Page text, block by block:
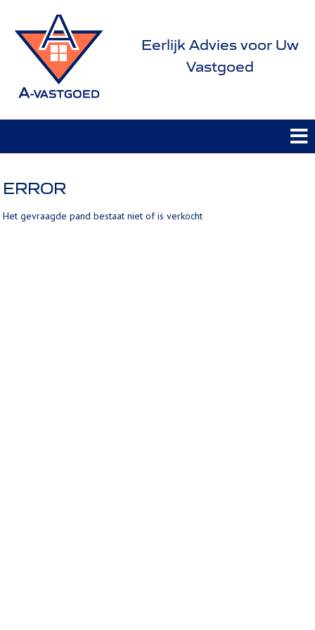
Eerlijk Advies voor Uw
Vastgoed
ERROR
Het gevraagde pand bestaat niet of is verkocht